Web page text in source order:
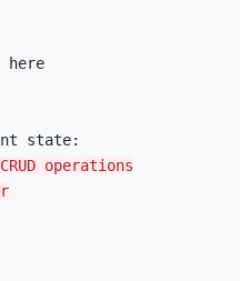
here
operations